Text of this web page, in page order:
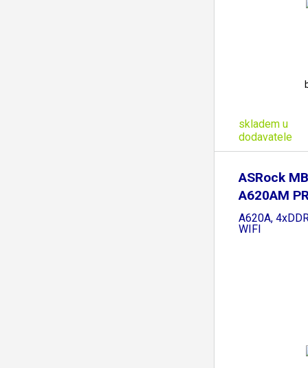
skladem u
dodavatele
ASRock
A620AM
AMD
A620A,
WIFI